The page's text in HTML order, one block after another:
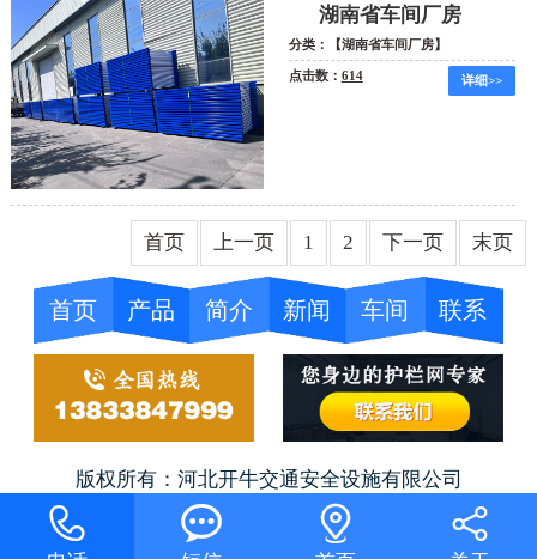
湖南省车间厂房
分类：【湖南省车间厂房】
点击数： 614 详细>>
首页 上一页 1 2 下一页 末页
首页 产品 简介 新闻 车间 联系
版权所有：河北开牛交通安全设施有限公司
   